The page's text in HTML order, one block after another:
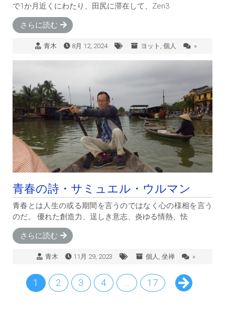
で1か月近くにわたり、田尻に滞在して、Zen3
さらに読む
青木 8月 12, 2024 ヨット 個人 »
青春の詩・サミュエル・ウルマン
青春とは人生の或る期間を言うのではなく心の様相を言う
のだ。 優れた創造力、逞しき意志、炎ゆる情熱、怯
さらに読む
青木 11月 29, 2023 個人 , 坐禅 »
1 2 3 4 … 17